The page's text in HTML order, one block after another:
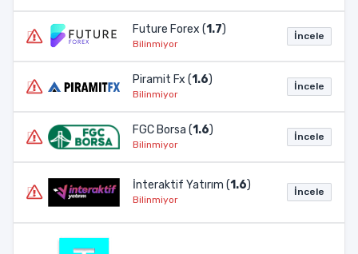
Future Forex (1.7)
Bilinmiyor
İncele
Piramit Fx (1.6)
Bilinmiyor
İncele
FGC Borsa (1.6)
Bilinmiyor
İncele
İnteraktif Yatırım (1.6)
Bilinmiyor
İncele